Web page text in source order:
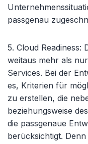
passgenau
5. Cloud Readiness:
weitaus mehr als
Services. Bei der
es, Kriterien für
zu erstellen, die
beziehungsweise
die passgenaue
berücksichtigt.